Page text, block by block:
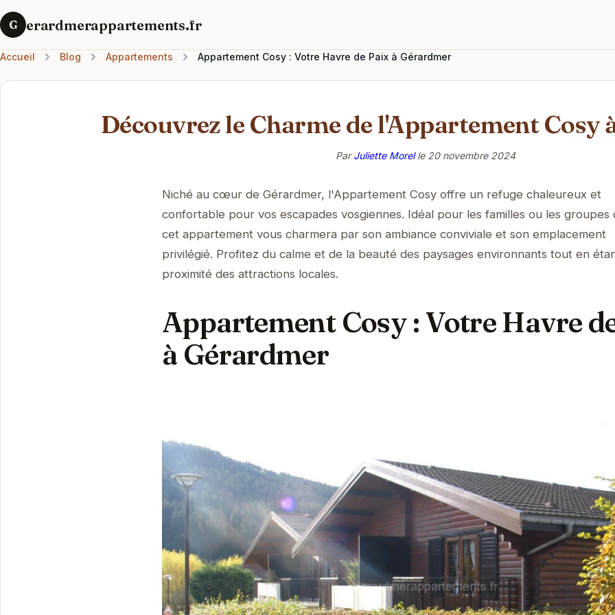
G erardmerappartements.fr
Accueil Blog Appartements Appartement Cosy : Votre Havre de Paix à Gérardmer
Découvrez le Charme de l'Appartement Cosy
ParJuliette Morelle 20 novembre 2024
Niché au cœur de Gérardmer, l'Appartement Cosy offre un refuge chaleureux et
confortable pour vos escapades vosgiennes. Idéal pour les familles ou les groupes
cet appartement vous charmera par son ambiance conviviale et son emplacement
privilégié. Profitez du calme et de la beauté des paysages environnants tout en
proximité des attractions locales.
Appartement Cosy : Votre Havre
à Gérardmer